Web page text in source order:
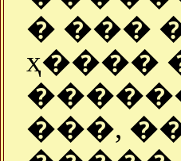
� ���
ҳ����
���,